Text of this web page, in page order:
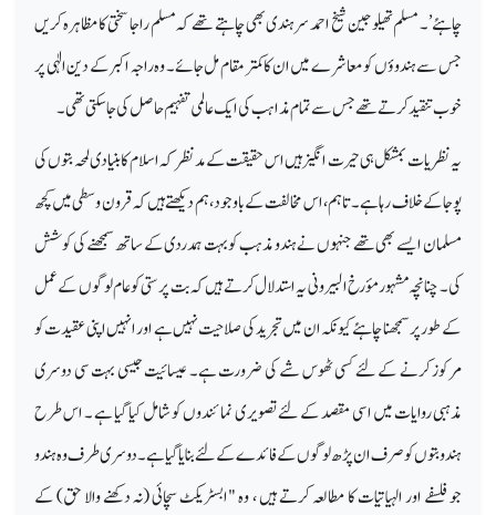
چاہئے’۔ مسلم تھیلوجین شیخ احمد سرہندی بھی چاہتے تھے کہ مسلم راجا سختی کا مظاہرہ کریں
جس سے ہندوؤں کو معاشرے میں ان کا کمتر مقام مل جائے۔ وہ راجہ اکبر کے دین الٰہی پر
خوب تنقید کرتے تھے جس سے تمام مذاہب کی ایک عالمی تفہیم حاصل کی جا سکتی تھی ۔
یہ نظریات بمشکل ہی حیرت انگیز ہیں اس حقیقت کے مد نظر کہ اسلام کا بنیادی لمحہ بتوں کی
پوجا کے خلاف رہا ہے۔ تاہم، اس مخالفت کے باوجود ، ہم دیکھتے ہیں کہ قرون وسطی میں کچھ
مسلمان ایسے بھی تھے جنہوں نے ہندو مذہب کو بہت ہمدردی کے ساتھ سمجھنے کی کوشش
کی ۔ چنانچہ مشہور مؤرخ البیرونی یہ استدلال کرتے ہیں کہ بت پرستی کو عام لوگوں کے عمل
کے طور پر سمجھنا چاہئے کیونکہ ان میں تجرید کی صلاحیت نہیں ہے اور انہیں اپنی عقیدت کو
مرکوز کرنے کے لئے کسی ٹھوس شے کی ضرورت ہے۔ عیسائیت جیسی بہت سی دوسری
مذہبی روایات میں اسی مقصد کے لئے تصویری نمائندوں کو شامل کیا گیا ہے ۔ اس طرح
ہندو بتوں کو صرف ان پڑھ لوگوں کے فائدے کے لئے بنایا گیا ہے۔ دوسری طرف وہ ہندو
جو فلسفے اور الہیاتیات کا مطالعہ کرتے ہیں ، وہ "ابسٹریکٹ سچائی (نہ دکھنے والا حق) کے